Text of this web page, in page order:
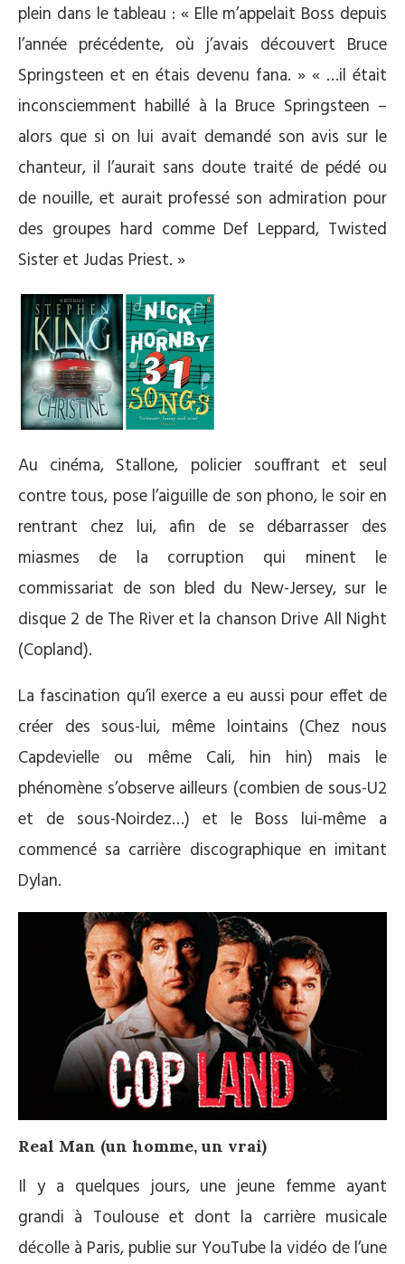
plein dans le tableau : « Elle m’appelait Boss depuis
l’année précédente, où j’avais découvert Bruce
Springsteen et en étais devenu fana. » « …il était
inconsciemment habillé à la Bruce Springsteen –
alors que si on lui avait demandé son avis sur le
chanteur, il l’aurait sans doute traité de pédé ou
de nouille, et aurait professé son admiration pour
des groupes hard comme Def Leppard, Twisted
Sister et Judas Priest. »
Au cinéma, Stallone, policier souffrant et seul
contre tous, pose l’aiguille de son phono, le soir en
rentrant chez lui, afin de se débarrasser des
miasmes de la corruption qui minent le
commissariat de son bled du New-Jersey, sur le
disque 2 de The River et la chanson Drive All Night
(Copland).
La fascination qu’il exerce a eu aussi pour effet de
créer des sous-lui, même lointains (Chez nous
Capdevielle ou même Cali, hin hin) mais le
phénomène s’observe ailleurs (combien de sous-U2
et de sous-Noirdez…) et le Boss lui-même a
commencé sa carrière discographique en imitant
Dylan.
Real Man (un homme, un vrai)
Il y a quelques jours, une jeune femme ayant
grandi à Toulouse et dont la carrière musicale
décolle à Paris, publie sur YouTube la vidéo de l’une